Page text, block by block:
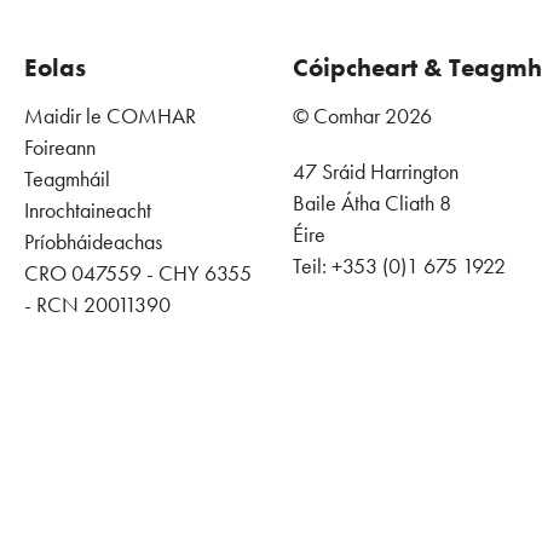
Eolas
Maidir le COMHAR
Foireann
Teagmháil
Inrochtaineacht
Príobháideachas
CRO 047559 - CHY 6355
- RCN 20011390
Cóipcheart &
© Comhar 2026
47 Sráid Harrington
Baile Átha Cliath 8
Éire
Teil: +353 (0)1 675 1922